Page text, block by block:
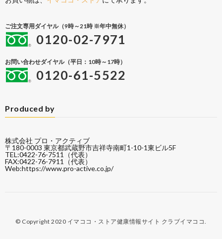
ご注文専用ダイヤル（9時～21時 ※年中無休）
0120-02-7971
お問い合わせダイヤル（平日：10時～17時）
0120-61-5522
Produced by
株式会社 プロ・アクティブ
〒180-0003 東京都武蔵野市吉祥寺南町1-10-1東ビル5F
TEL:0422-76-7511（代表）
FAX:0422-76-7911（代表）
Web:https://www.pro-active.co.jp/
© Copyright 2020 イマココ・ストア健康情報サイト クラブイマココ